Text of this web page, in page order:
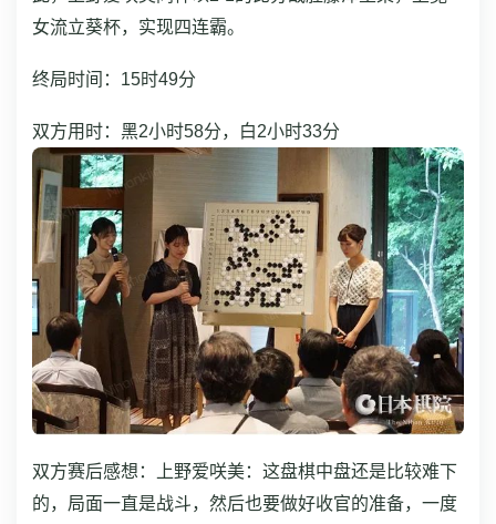
女流立葵杯，实现四连霸。
终局时间：15时49分
双方用时：黑2小时58分，白2小时33分
双方赛后感想：
上野爱咲美：这盘棋中盘还是比较难下
的，局面一直是战斗，然后也要做好收官的准备，一度